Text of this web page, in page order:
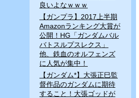
良いよなｗｗｗ
【ガンプラ】2017上半期
Amazonランキング大賞が
公開！HG「ガンダムバル
バトスルプスレクス」
他、鉄血のオルフェンズ
に人気が集中！
【ガンダム*】大張正巳監
督作品のガンダムに期待
すること！大張ゴッドが